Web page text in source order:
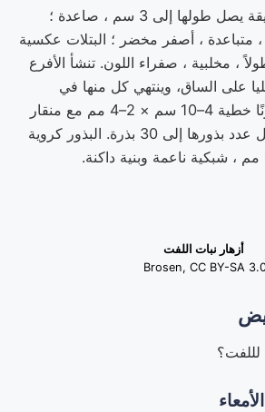
؛ السويقة يصل طولها إلى 3 سم ، صاعدة ؛
طولاً ، متباعدة ، أصفر مخضر ؛ البتلات عكسية
0.5–1 سم طولاً ، مخلبية ، صفراء اللون. تنشأ الأفرع
على الساق، وينتهي كل منها في
نورات. تنتج لاحقًا قرونًا خطية 4–10 سم × 2–4 مم مع منقار
متناقص، متفتحة، يصل عدد بذورها إلى 30 بذرة. البذور كروية
أزهار نبات اللفت
Brosen, CC BY-SA
لللفت؟